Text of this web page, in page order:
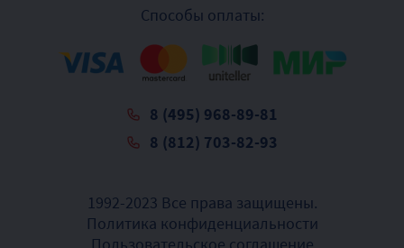
Способы оплаты:
8 (495) 968-89-81
8 (812) 703-82-93
1992-2023 Все права защищены.
Политика конфиденциальности